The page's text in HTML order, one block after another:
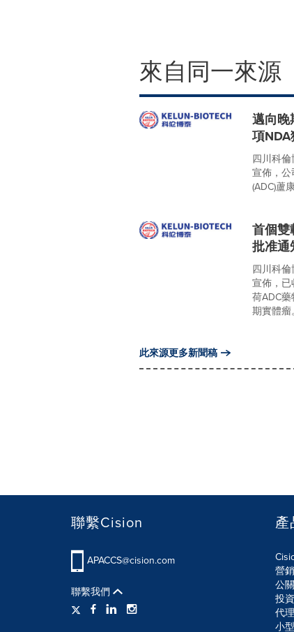
來自同一來源
邁向晚
項
四川科
宣佈，公
(ADC)蘆
首個雙
批准通
四川科
宣佈，已
荷ADC
期實體瘤
此來源更多新聞稿
聯繫Cision
APACCS@cision.com
聯繫我們
產
營
公關
投
代
小